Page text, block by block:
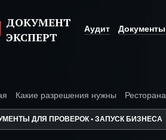
ДОКУМЕНТ
ЭКСПЕРТ
Аудит Документы
Какие разрешения нужны Ресторана
ДЛЯ ПРОВЕРОК • ЗАПУСК БИЗНЕСА